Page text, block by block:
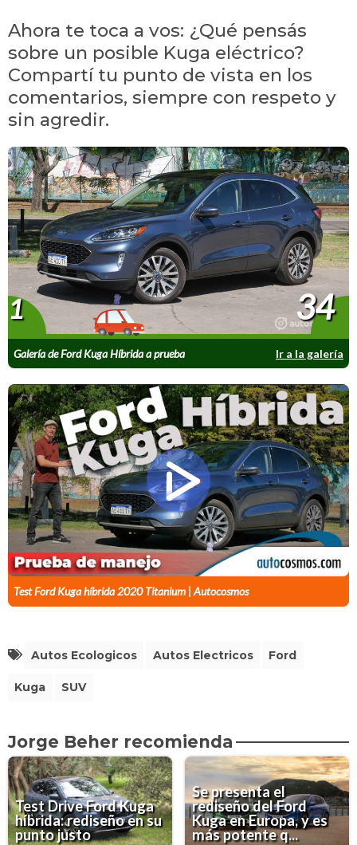
Ahora te toca a vos: ¿Qué pensás
sobre un posible Kuga eléctrico?
Compartí tu punto de vista en los
comentarios, siempre con respeto y
sin agredir.
Galería de Ford Kuga Híbrida a prueba Ir a la galería
1 34
Test Ford Kuga híbrida 2020 Titanium | Autocosmos
Autos Ecologicos Autos Electricos Ford
Kuga SUV
Jorge Beher recomienda
Test Drive Ford Kuga
híbrida: rediseño en su
punto justo
Se presenta el
rediseño del Ford
Kuga en Europa, y es
más potente q...